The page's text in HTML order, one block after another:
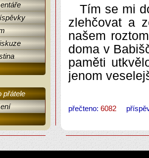
přátele
Tím se mi
zlehčovat a
našem
doma v
paměti
jenom
přečteno: 6082